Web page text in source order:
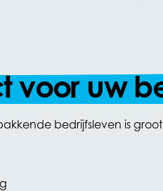
voor uw
bedrijfsleven is